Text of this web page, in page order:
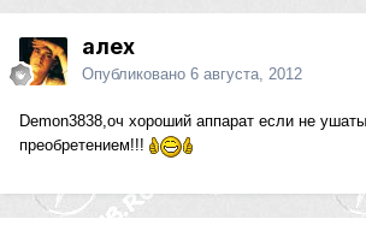
алех
Опубликовано 6 августа, 2012
Demon3838,оч хороший аппарат если не
преобретением!!!